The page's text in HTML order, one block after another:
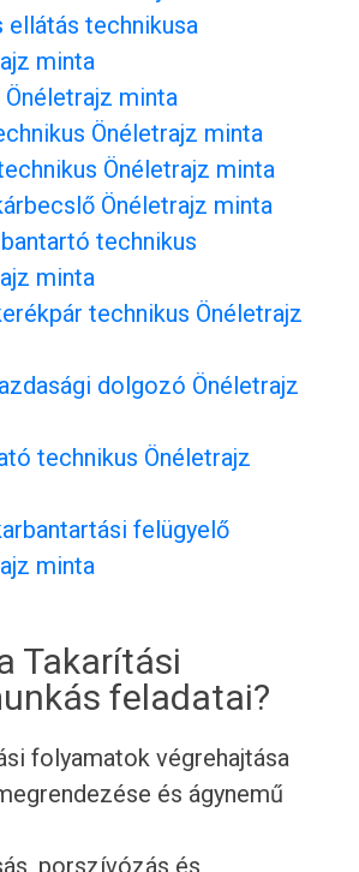
ellátás technikusa
minta
Önéletrajz minta
Önéletrajz minta
Önéletrajz minta
Önéletrajz minta
technikus
minta
technikus Önéletrajz
dolgozó Önéletrajz
technikus Önéletrajz
felügyelő
minta
Takarítási
feladatai?
folyamatok végrehajtása
és ágynemű
porszívózás és